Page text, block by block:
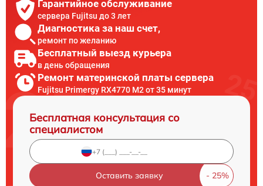
Гарантийное обслуживание
сервера Fujitsu до 3 лет
Диагностика за наш счет,
ремонт по желанию
Бесплатный выезд курьера
в день обращения
Ремонт материнской платы сервера
Fujitsu Primergy RX4770 M2 от 35 минут
Бесплатная консультация со
специалистом
Оставить заявку